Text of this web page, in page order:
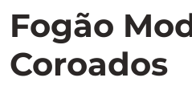
Fogão
Coroados